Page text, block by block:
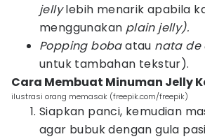
jellylebih menarik apabila
menggunakan plain jelly).
Popping bobaatau nata de
untuk tambahan tekstur).
Cara Membuat Minuman Jelly
ilustrasi orang memasak (freepik.com/freepik)
Siapkan panci, kemudian
agar bubuk dengan gula